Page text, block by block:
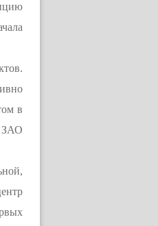
в
ЗАО